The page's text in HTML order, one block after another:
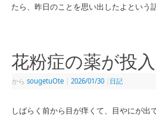
たら、昨日のことを思い出したよという
花粉症の薬が投入
から sougetuOte 2026/01/30 日記
しばらく前から目が痒くて、目やにが出